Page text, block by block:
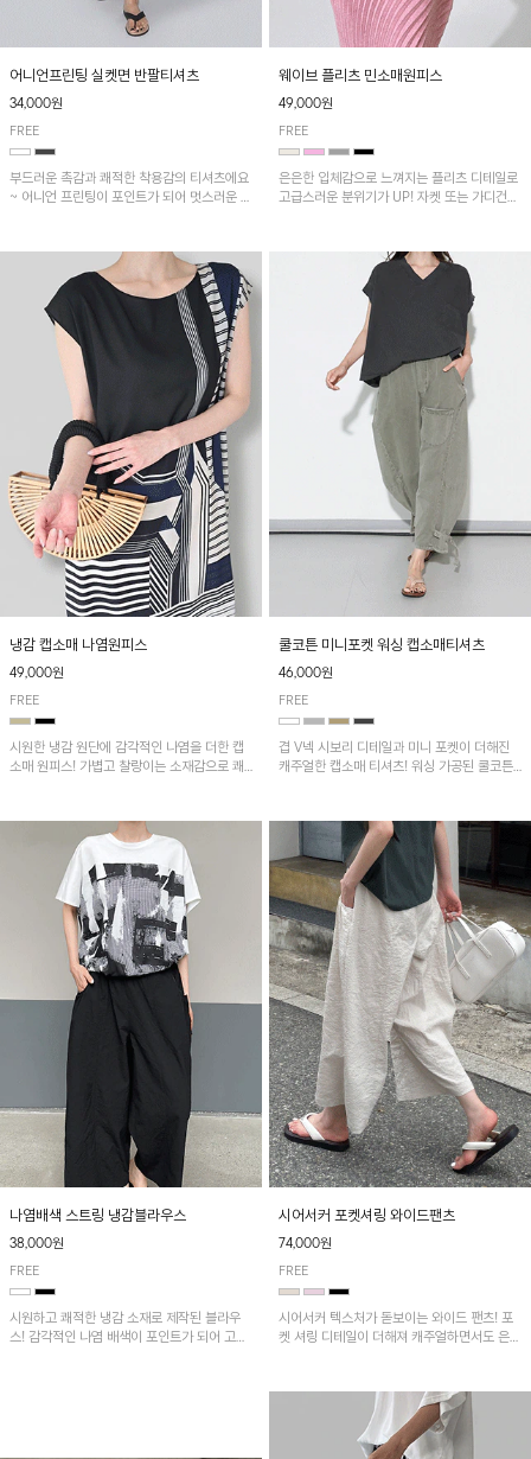
어니언프린팅 실켓면 반팔티셔츠
34,000원
FREE
부드러운 촉감과 쾌적한 착용감의 티셔츠에요
~ 어니언 프린팅이 포인트가 되어 멋스러운 아
웨이브 플리츠 민소매원피스
49,000원
FREE
은은한 입체감으로 느껴지는 플리츠 디테일로
고급스러운 분위기가 UP! 자켓 또는 가디건과
냉감 캡소매 나염원피스
49,000원
FREE
시원한 냉감 원단에 감각적인 나염을 더한 캡
소매 원피스! 가볍고 찰랑이는 소재감으로 쾌
쿨코튼 미니포켓 워싱 캡소매티셔츠
46,000원
FREE
겹 V넥 시보리 디테일과 미니 포켓이 더해진
캐주얼한 캡소매 티셔츠! 워싱 가공된 쿨코튼
나염배색 스트링 냉감블라우스
38,000원
FREE
시원하고 쾌적한 냉감 소재로 제작된 블라우
스! 감각적인 나염 배색이 포인트가 되어 고급
시어서커 포켓셔링 와이드팬츠
74,000원
FREE
시어서커 텍스처가 돋보이는 와이드 팬츠! 포
켓 셔링 디테일이 더해져 캐주얼하면서도 은은
다. 가볍고 쾌적한 착용감으로 여름철 데일리
아이템으로 활용하기 좋아요~